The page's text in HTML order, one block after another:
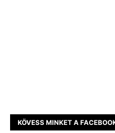
KÖVESS MINKET A